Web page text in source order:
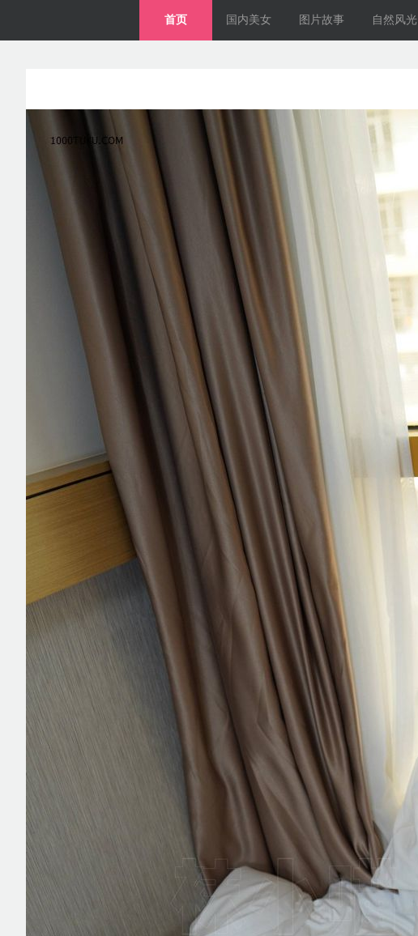
首页 国内美女 图片故事 自然风光